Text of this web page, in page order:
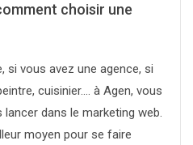
choisir une
si vous avez une agence, si
cuisinier…. à Agen, vous
dans le marketing web.
moyen pour se faire